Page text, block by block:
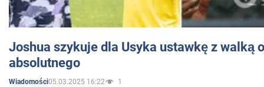
Joshua szykuje dla Usyka ustawkę z walką
absolutnego
Wiadomości05.03.2025 16:22 1